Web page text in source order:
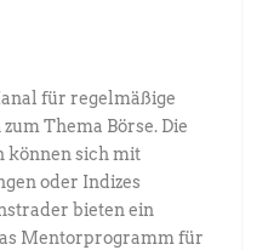
für regelmäßige
Thema Börse. Die
können sich mit
oder Indizes
bieten ein
Mentorprogramm für